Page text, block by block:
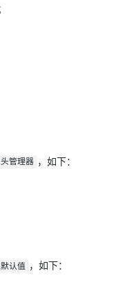
管理器 ，如下：
认值 ，如下：